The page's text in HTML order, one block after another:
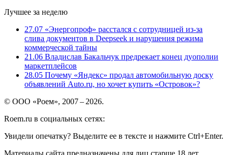
Лучшее за неделю
27.07 «Энергопроф» расстался с сотрудницей из-за
слива документов в Deepseek и нарушения режима
коммерческой тайны
21.06 Владислав Бакальчук предрекает конец дуополии
маркетплейсов
28.05 Почему «Яндекс» продал автомобильную доску
объявлений Auto.ru, но хочет купить «Островок»?
© ООО «Роем», 2007 – 2026.
Roem.ru в социальных сетях:
Увидели опечатку? Выделите ее в тексте и нажмите Ctrl+Enter.